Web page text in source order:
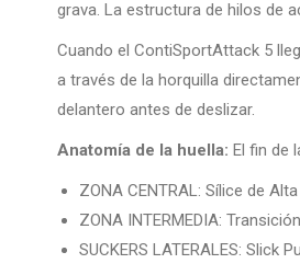
grava. La estructura de hilos de
Cuando el ContiSportAttack 5
a través de la horquilla
delantero antes de deslizar.
Anatomía de la huella: El fin de
ZONA CENTRAL: Sílice de
ZONA INTERMEDIA:
SUCKERS LATERALES: Slick